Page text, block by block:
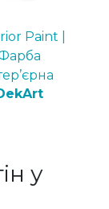
Paint |
у